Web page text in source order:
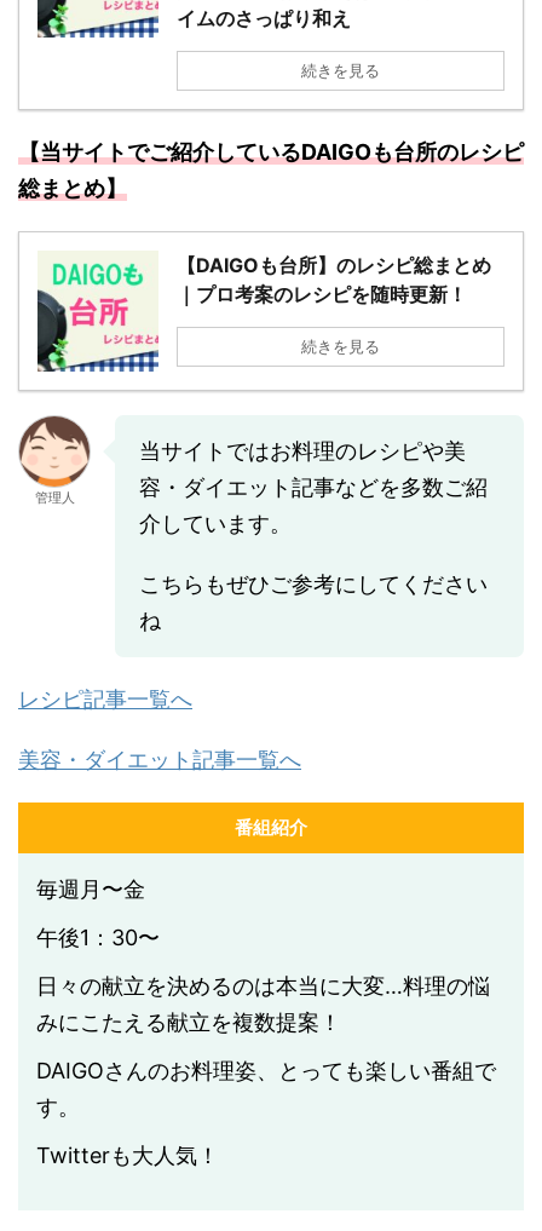
イムのさっぱり和え
続きを見る
【当サイトでご紹介しているDAIGOも台所のレシピ
総まとめ】
【DAIGOも台所】のレシピ総まとめ
｜プロ考案のレシピを随時更新！
続きを見る
管理人
当サイトではお料理のレシピや美
容・ダイエット記事などを多数ご紹
介しています。
こちらもぜひご参考にしてください
ね
レシピ記事一覧へ
美容・ダイエット記事一覧へ
番組紹介
毎週月〜金
午後1：30〜
日々の献立を決めるのは本当に大変…料理の悩
みにこたえる献立を複数提案！
DAIGOさんのお料理姿、とっても楽しい番組で
す。
Twitterも大人気！